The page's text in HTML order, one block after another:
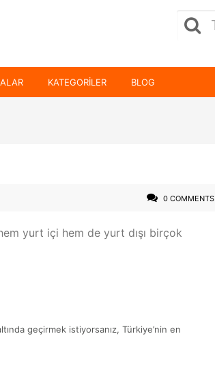
KATEGORILER BLOG
0 COMMENTS
yurt içi hem de yurt dışı birçok
geçirmek istiyorsanız, Türkiye’nin en